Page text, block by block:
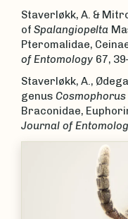
Staverløkk, A. &
of Spalangiopelta
Pteromalidae,
of Entomology 67,
Staverløkk, A.,
genus Cosmophorus
Braconidae,
Journal of